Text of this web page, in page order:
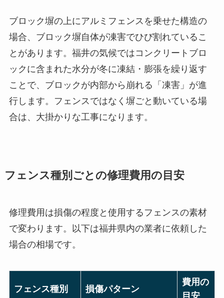
ブロック塀の上にアルミフェンスを乗せた構造の
場合、ブロック塀自体が凍害でひび割れているこ
とがあります。福井の気候ではコンクリートブロ
ックに含まれた水分が冬に凍結・膨張を繰り返す
ことで、ブロックが内部から崩れる「凍害」が進
行します。フェンスではなく塀ごと動いている場
合は、大掛かりな工事になります。
フェンス種別ごとの修理費用の目安
修理費用は損傷の程度と使用するフェンスの素材
で変わります。以下は福井県内の業者に依頼した
場合の相場です。
フェンス種別 損傷パターン
費用の